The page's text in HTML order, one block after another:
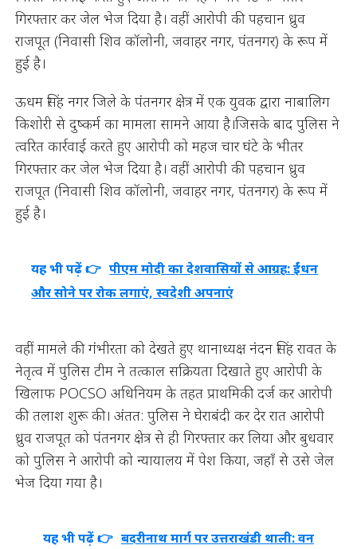
गिरफ्तार कर जेल भेज दिया है। वहीं आरोपी की पहचान ध्रुव
राजपूत (निवासी शिव कॉलोनी, जवाहर नगर, पंतनगर) के रूप में
हुई है।
ऊधम सिंह नगर जिले के पंतनगर क्षेत्र में एक युवक द्वारा नाबालिग
किशोरी से दुष्कर्म का मामला सामने आया है।जिसके बाद पुलिस ने
त्वरित कार्रवाई करते हुए आरोपी को महज चार घंटे के भीतर
गिरफ्तार कर जेल भेज दिया है। वहीं आरोपी की पहचान ध्रुव
राजपूत (निवासी शिव कॉलोनी, जवाहर नगर, पंतनगर) के रूप में
हुई है।
यह भी पढ़ें 👉 पीएम मोदी का देशवासियों से आग्रह: ईंधन
और सोने पर रोक लगाएं, स्वदेशी अपनाएं
वहीं मामले की गंभीरता को देखते हुए थानाध्यक्ष नंदन सिंह रावत के
नेतृत्व में पुलिस टीम ने तत्काल सक्रियता दिखाते हुए आरोपी के
खिलाफ POCSO अधिनियम के तहत प्राथमिकी दर्ज कर आरोपी
की तलाश शुरू की। अंतत: पुलिस ने घेराबंदी कर देर रात आरोपी
ध्रुव राजपूत को पंतनगर क्षेत्र से ही गिरफ्तार कर लिया और बुधवार
को पुलिस ने आरोपी को न्यायालय में पेश किया, जहाँ से उसे जेल
भेज दिया गया है।
यह भी पढ़ें 👉 बदरीनाथ मार्ग पर उत्तराखंडी थाली: वन